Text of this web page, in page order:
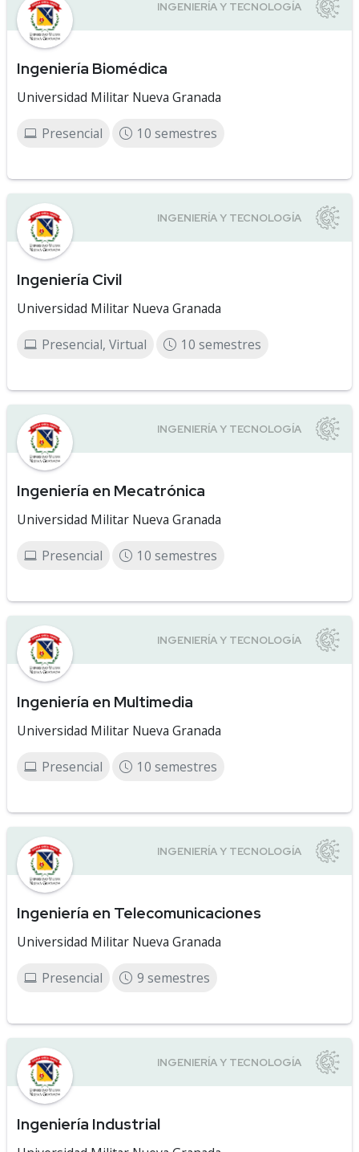
Ingeniería Biomédica
Universidad Militar Nueva Granada
Presencial 10 semestres
Ingeniería Civil
Universidad Militar Nueva Granada
Presencial, Virtual 10 semestres
Ingeniería en Mecatrónica
Universidad Militar Nueva Granada
Presencial 10 semestres
Ingeniería en Multimedia
Universidad Militar Nueva Granada
Presencial 10 semestres
Ingeniería en Telecomunicaciones
Universidad Militar Nueva Granada
Presencial 9 semestres
Ingeniería Industrial